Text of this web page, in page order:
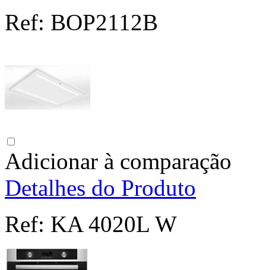
Ref: BOP2112B
Adicionar à comparação
Detalhes do Produto
Ref: KA 4020L W